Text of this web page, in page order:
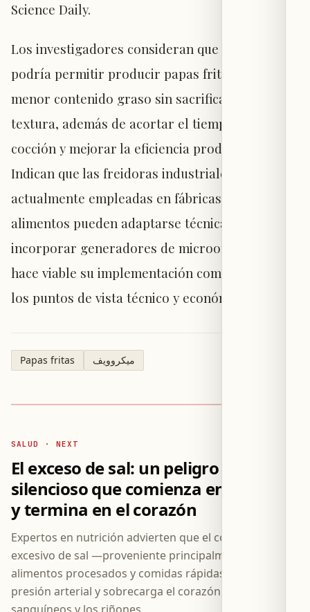
Science Daily.
Los investigadores consideran que este enfoque
podría permitir producir papas fritas con
menor contenido graso sin sacrificar sabor ni
textura, además de acortar el tiempo de
cocción y mejorar la eficiencia productiva.
Indican que las freidoras industriales
actualmente empleadas en fábricas de
alimentos pueden adaptarse técnicamente para
incorporar generadores de microondas, lo que
hace viable su implementación comercial desde
los puntos de vista técnico y económico.
Papas fritas ميكروويف
SALUD · NEXT
El exceso de sal: un peligro
silencioso que comienza en la mesa
y termina en el corazón
Expertos en nutrición advierten que el consumo
excesivo de sal —proveniente principalmente de
alimentos procesados y comidas rápidas— eleva la
presión arterial y sobrecarga el corazón, los vasos